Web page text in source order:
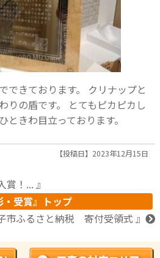
きております。
クリナップと
りの盾です。
とてもピカピカし
きわ目立っております。
【投稿日】2023年12月15日
賞！... 』
・受賞』トップ
市ふるさと納税 寄付受領式 』